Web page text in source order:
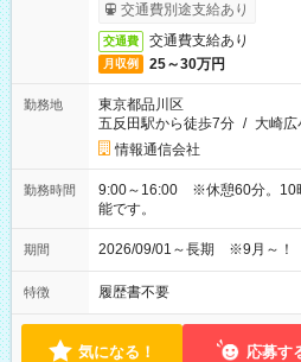
交通費別途支給あり
交通費 交通費支給あり
月収例 25～30万円
勤務地
東京都品川区
五反田駅から徒歩7分 / 大崎
情報通信会社
勤務時間
9:00～16:00 ※休憩60分。10
能です。
期間 2026/09/01～長期 ※9月～！
特徴 履歴書不要
気になる！ 応募す